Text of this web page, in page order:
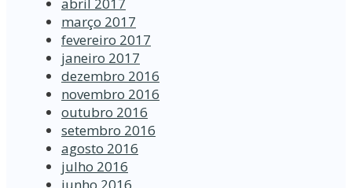
abril 2017
março 2017
fevereiro 2017
janeiro 2017
dezembro 2016
novembro 2016
outubro 2016
setembro 2016
agosto 2016
julho 2016